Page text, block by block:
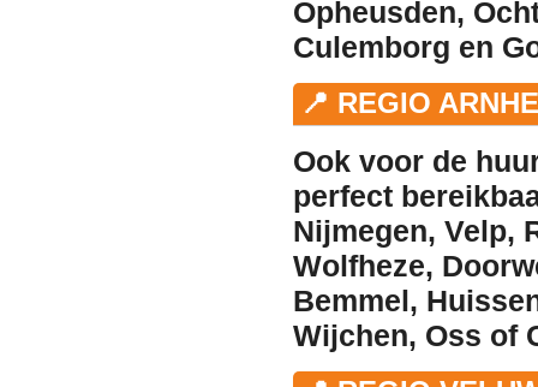
Opheusden,
Culemborg en
📍 REGIO
Ook voor de
perfect
Nijmegen, Velp,
Wolfheze,
Bemmel,
Wijchen, Oss of